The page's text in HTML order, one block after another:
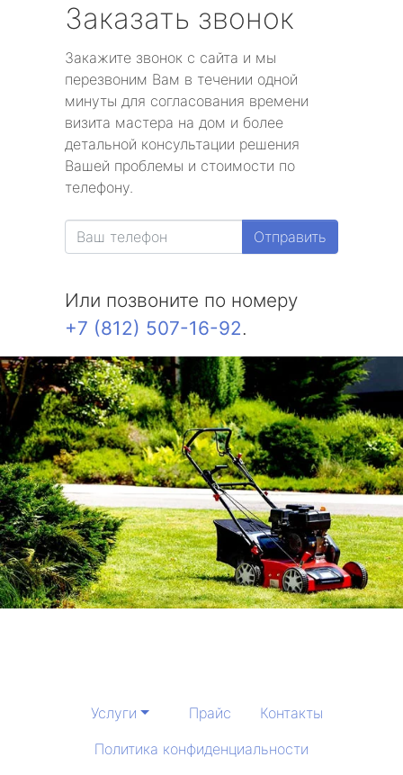
Заказать звонок
Закажите звонок с сайта и мы
перезвоним Вам в течении одной
минуты для согласования времени
визита мастера на дом и более
детальной консультации решения
Вашей проблемы и стоимости по
телефону.
Отправить
Или позвоните по номеру
+7 (812) 507-16-92.
Услуги Прайс
Контакты
Политика конфиденциальности